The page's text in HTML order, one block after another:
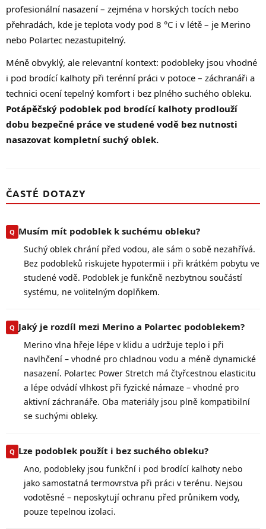
profesionální nasazení – zejména v horských tocích nebo
přehradách, kde je teplota vody pod 8 °C i v létě – je Merino
nebo Polartec nezastupitelný.
Méně obvyklý, ale relevantní kontext: podobleky jsou vhodné
i pod brodící kalhoty při terénní práci v potoce – záchranáři a
technici ocení tepelný komfort i bez plného suchého obleku.
Potápěčský podoblek pod brodící kalhoty prodlouží
dobu bezpečné práce ve studené vodě bez nutnosti
nasazovat kompletní suchý oblek.
ČASTÉ DOTAZY
Musím mít podoblek k suchému obleku?
Suchý oblek chrání před vodou, ale sám o sobě nezahřívá.
Bez podobleků riskujete hypotermii i při krátkém pobytu ve
studené vodě. Podoblek je funkčně nezbytnou součástí
systému, ne volitelným doplňkem.
Jaký je rozdíl mezi Merino a Polartec podoblekem?
Merino vlna hřeje lépe v klidu a udržuje teplo i při
navlhčení – vhodné pro chladnou vodu a méně dynamické
nasazení. Polartec Power Stretch má čtyřcestnou elasticitu
a lépe odvádí vlhkost při fyzické námaze – vhodné pro
aktivní záchranáře. Oba materiály jsou plně kompatibilní
se suchými obleky.
Lze podoblek použít i bez suchého obleku?
Ano, podobleky jsou funkční i pod brodící kalhoty nebo
jako samostatná termovrstva při práci v terénu. Nejsou
vodotěsné – neposkytují ochranu před průnikem vody,
pouze tepelnou izolaci.